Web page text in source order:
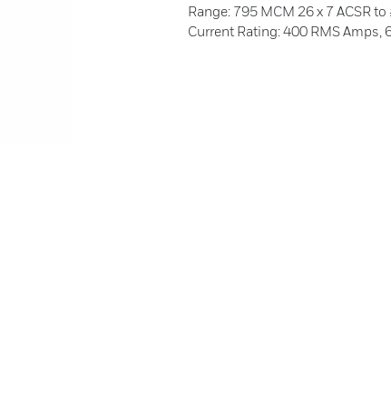
Range: 795 MCM 26 x 7 ACSR
Current Rating: 400 RMS Amps,